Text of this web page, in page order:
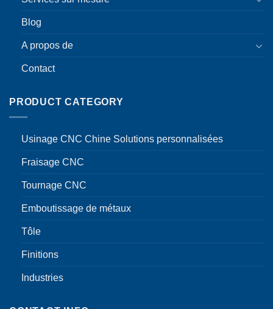
Blog
A propos de
Contact
PRODUCT CATEGORY
Usinage CNC Chine Solutions personnalisées
Fraisage CNC
Tournage CNC
Emboutissage de métaux
Tôle
Finitions
Industries